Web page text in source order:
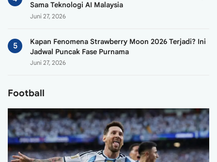
Sama Teknologi AI Malaysia
Juni 27, 2026
Kapan Fenomena Strawberry Moon 2026 Terjadi? Ini
Jadwal Puncak Fase Purnama
Juni 27, 2026
Football